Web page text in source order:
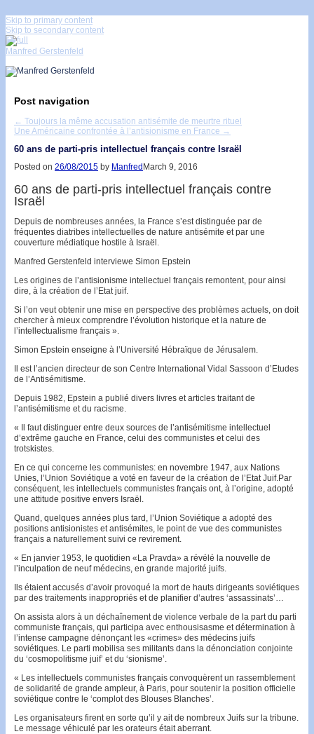
Skip to primary content
Skip to secondary content
Manfred Gerstenfeld
Post navigation
← Toujours la même accusation antisémite de meurtre rituel
Une Américaine confrontée à l’antisionisme en France →
60 ans de parti-pris intellectuel français contre Israël
Posted on 26/08/2015 by Manfred March 9, 2016
60 ans de parti-pris intellectuel français contre
Israël
Depuis de nombreuses années, la France s’est distinguée par de
fréquentes diatribes intellectuelles de nature antisémite et par une
couverture médiatique hostile à Israël.
Manfred Gerstenfeld interviewe Simon Epstein
Les origines de l’antisionisme intellectuel français remontent, pour ainsi
dire, à la création de l’Etat juif.
Si l’on veut obtenir une mise en perspective des problèmes actuels, on doit
chercher à mieux comprendre l’évolution historique et la nature de
l’intellectualisme français ».
Simon Epstein enseigne à l’Université Hébraïque de Jérusalem.
Il est l’ancien directeur de son Centre International Vidal Sassoon d’Etudes
de l’Antisémitisme.
Depuis 1982, Epstein a publié divers livres et articles traitant de
l’antisémitisme et du racisme.
« Il faut distinguer entre deux sources de l’antisémitisme intellectuel
d’extrême gauche en France, celui des communistes et celui des
trotskistes.
En ce qui concerne les communistes: en novembre 1947, aux Nations
Unies, l’Union Soviétique a voté en faveur de la création de l’Etat Juif.Par
conséquent, les intellectuels communistes français ont, à l’origine, adopté
une attitude positive envers Israël.
Quand, quelques années plus tard, l’Union Soviétique a adopté des
positions antisionistes et antisémites, le point de vue des communistes
français a naturellement suivi ce revirement.
« En janvier 1953, le quotidien «La Pravda» a révélé la nouvelle de
l’inculpa­tion de neuf médecins, en grande majorité juifs.
Ils étaient accusés d’avoir provoqué la mort de hauts dirigeants soviétiques
par des traitements inappropriés et de planifier d’autres ‘assassinats’…
On assista alors à un déchaînement de violence verbale de la part du parti
communiste français, qui participa avec enthousisasme et détermination à
l’intense campagne dénonçant les «crimes» des médecins juifs
soviétiques. Le parti mobilisa ses militants dans la dénonciation con­jointe
du ‘cosmopo­litis­me juif’ et du ‘sionisme’.
« Les intellectuels communistes français convoquèrent un rassemble­ment
de solidarité de grande ampleur, à Paris, pour soutenir la position offi­cielle
soviétique contre le ‘complot des Blouses Blanches’.
Les organisa­teurs firent en sorte qu’il y ait de nombreux Juifs sur la tribune.
Le message véhiculé par les orateurs était aberrant.